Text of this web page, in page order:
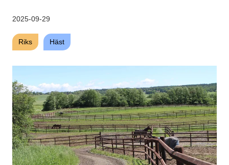
2025-09-29
Riks Häst